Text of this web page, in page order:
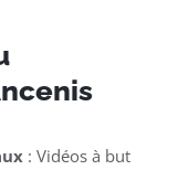
: Vidéos à but